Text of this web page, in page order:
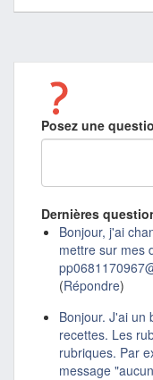
Posez une
Dernières
Bonjour, j'ai
mettre sur mes
(Répondre)
Bonjour. J'ai un
recettes. Les
rubriques. Par
message